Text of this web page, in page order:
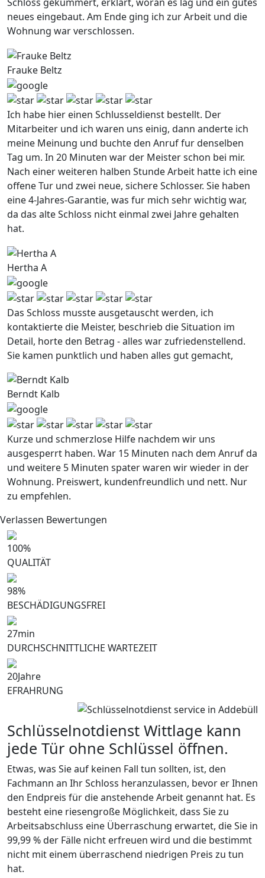
neues eingebaut. Am Ende ging ich zur Arbeit und die
Wohnung war verschlossen.
Frauke Beltz
Ich habe hier einen Schlusseldienst bestellt. Der
Mitarbeiter und ich waren uns einig, dann anderte ich
meine Meinung und buchte den Anruf fur denselben
Tag um. In 20 Minuten war der Meister schon bei mir.
Nach einer weiteren halben Stunde Arbeit hatte ich eine
offene Tur und zwei neue, sichere Schlosser. Sie haben
eine 4-Jahres-Garantie, was fur mich sehr wichtig war,
da das alte Schloss nicht einmal zwei Jahre gehalten
hat.
Hertha A
Das Schloss musste ausgetauscht werden, ich
kontaktierte die Meister, beschrieb die Situation im
Detail, horte den Betrag - alles war zufriedenstellend.
Sie kamen punktlich und haben alles gut gemacht,
Berndt Kalb
Kurze und schmerzlose Hilfe nachdem wir uns
ausgesperrt haben. War 15 Minuten nach dem Anruf da
und weitere 5 Minuten spater waren wir wieder in der
Wohnung. Preiswert, kundenfreundlich und nett. Nur
zu empfehlen.
Verlassen Bewertungen
100%
QUALITÄT
98%
BESCHÄDIGUNGSFREI
27min
DURCHSCHNITTLICHE WARTEZEIT
20Jahre
EFRAHRUNG
Schlüsselnotdienst Wittlage kann
jede Tür ohne Schlüssel öffnen.
Etwas, was Sie auf keinen Fall tun sollten, ist, den
Fachmann an Ihr Schloss heranzulassen, bevor er Ihnen
den Endpreis für die anstehende Arbeit genannt hat. Es
besteht eine riesengroße Möglichkeit, dass Sie zu
Arbeitsabschluss eine Überraschung erwartet, die Sie in
99,99 % der Fälle nicht erfreuen wird und die bestimmt
nicht mit einem überraschend niedrigen Preis zu tun
hat.